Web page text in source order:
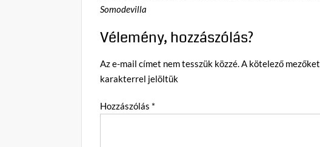
Somodevilla
Vélemény, hozzászólás?
Az e-mail címet nem tesszük közzé.A kötelező mezőket
karakterrel jelöltük
Hozzászólás *